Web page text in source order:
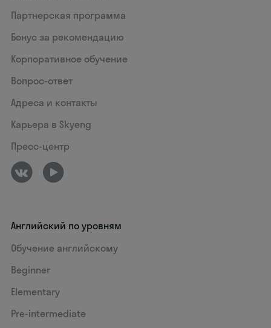
Партнерская программа
Бонус за рекомендацию
Корпоративное обучение
Вопрос-ответ
Адреса и контакты
Карьера в Skyeng
Пресс-центр
Английский по уровням
Обучение английскому
Beginner
Elementary
Pre-intermediate